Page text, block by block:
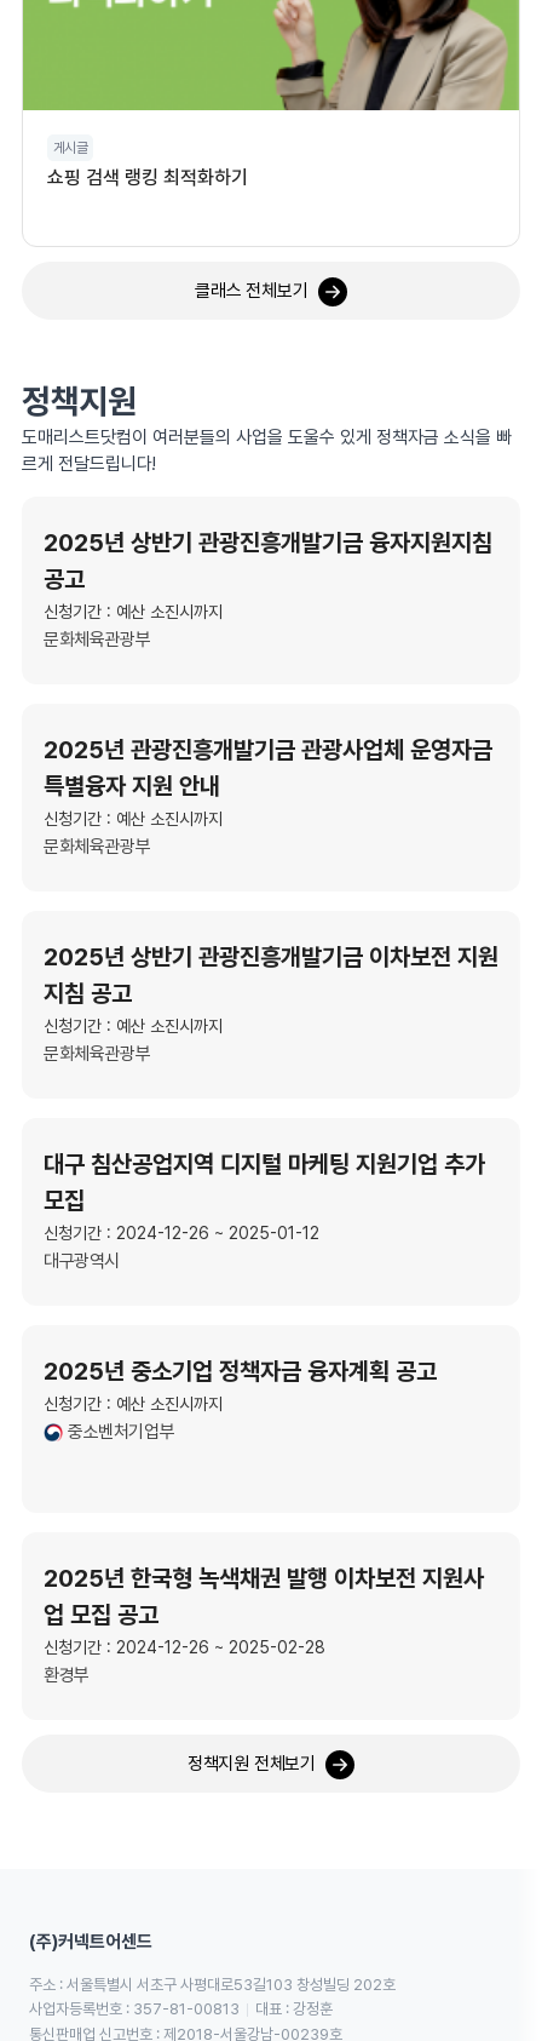
게시글
쇼핑 검색 랭킹 최적화하기
클래스 전체보기
정책지원
도매리스트닷컴이 여러분들의 사업을 도울수 있게 정책자금 소식을 빠
르게 전달드립니다!
2025년 상반기 관광진흥개발기금 융자지원지침
공고
신청기간 : 예산 소진시까지
문화체육관광부
2025년 관광진흥개발기금 관광사업체 운영자금
특별융자 지원 안내
신청기간 : 예산 소진시까지
문화체육관광부
2025년 상반기 관광진흥개발기금 이차보전 지원
지침 공고
신청기간 : 예산 소진시까지
문화체육관광부
대구 침산공업지역 디지털 마케팅 지원기업 추가
모집
신청기간 : 2024-12-26 ~ 2025-01-12
대구광역시
2025년 중소기업 정책자금 융자계획 공고
신청기간 : 예산 소진시까지
중소벤처기업부
2025년 한국형 녹색채권 발행 이차보전 지원사
업 모집 공고
신청기간 : 2024-12-26 ~ 2025-02-28
환경부
정책지원 전체보기
(주)커넥트어센드
주소 : 서울특별시 서초구 사평대로53길103 창성빌딩 202호
사업자등록번호 : 357-81-00813
대표 : 강정훈
통신판매업 신고번호 : 제2018-서울강남-00239호